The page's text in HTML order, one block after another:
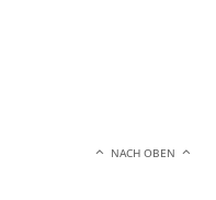
NACH OBEN